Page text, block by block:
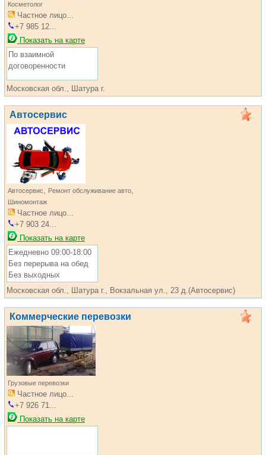
Косметолог
Частное лицо...
+7 985 12...
Показать на карте
По взаимной
договоренности
Московская обл., Шатура г.
Автосервис
Автосервис, Ремонт обслуживание авто,
Шиномонтаж
Частное лицо...
+7 903 24...
Показать на карте
Ежедневно 09:00-18:00
Без перерыва на обед
Без выходных
Московская обл., Шатура г., Вокзальная ул., 23 д.(Автосервис)
Коммерческие перевозки
Грузовые перевозки
Частное лицо...
+7 926 71...
Показать на карте